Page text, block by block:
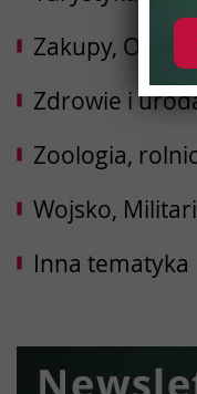
Zakupy, Opinie
Zdrowie i
Zoologia,
Wojsko,
Inna tematyka